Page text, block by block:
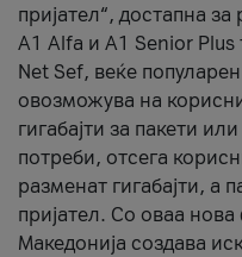
пријател“, достапна
А1 Alfa и A1 Senior
Net Sef, веќе
овозможува на
гигабајти за пакети
потреби, отсега
разменат гигабајти, а
пријател. Со оваа
Македонија создава